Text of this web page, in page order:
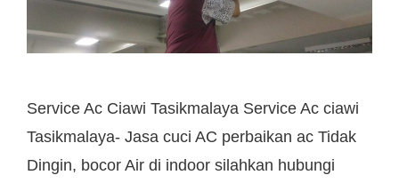
Service Ac Ciawi Tasikmalaya Service Ac ciawi
Tasikmalaya- Jasa cuci AC perbaikan ac Tidak
Dingin, bocor Air di indoor silahkan hubungi